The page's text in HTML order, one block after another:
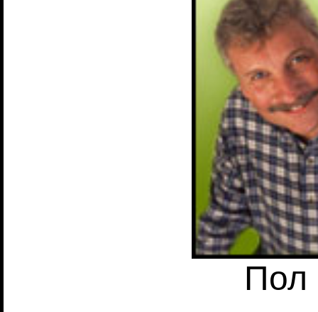
Пол